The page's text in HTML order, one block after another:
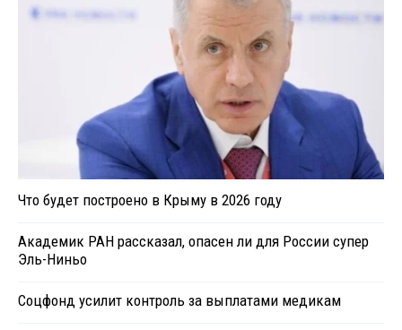
Что будет построено в Крыму в 2026 году
Академик РАН рассказал, опасен ли для России супер
Эль-Ниньо
Соцфонд усилит контроль за выплатами медикам